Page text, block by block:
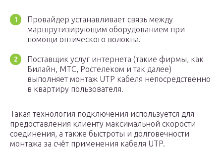
Провайдер устанавливает связь между
маршрутизирующим оборудованием при
помощи оптического волокна.
Поставщик услуг интернета (такие фирмы, как
Билайн, МТС, Ростелеком и так далее)
выполняет монтаж UTP кабеля непосредственно
в квартиру пользователя.
Такая технология подключения используется для
предоставления клиенту максимальной скорости
соединения, а также быстроты и долговечности
монтажа за счёт применения кабеля UTP.